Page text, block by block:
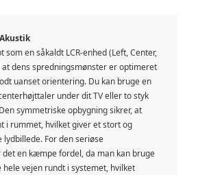
som en såkaldt LCR-enhed (Left, Center,
at dens spredningsmønster er optimeret
uanset orientering. Du kan bruge en
under dit TV eller to styk
symmetriske opbygning sikrer, at
i rummet, hvilket giver et stort og
For den seriøse
en kæmpe fordel, da man kan bruge
vejen rundt i systemet, hvilket